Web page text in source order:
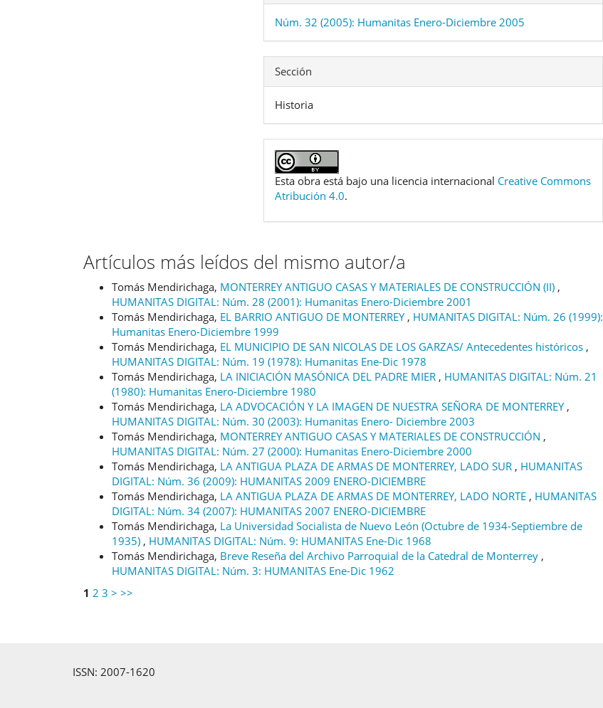
Núm. 32 (2005): Humanitas Enero-Diciembre 2005
Sección
Historia
Esta obra está bajo una licencia internacional Creative Commons
Atribución 4.0.
Artículos más leídos del mismo autor/a
Tomás Mendirichaga, MONTERREY ANTIGUO CASAS Y MATERIALES DE CONSTRUCCIÓN (II) ,
HUMANITAS DIGITAL: Núm. 28 (2001): Humanitas Enero-Diciembre 2001
Tomás Mendirichaga, EL BARRIO ANTIGUO DE MONTERREY , HUMANITAS DIGITAL: Núm. 26 (1999):
Humanitas Enero-Diciembre 1999
Tomás Mendirichaga, EL MUNICIPIO DE SAN NICOLAS DE LOS GARZAS/ Antecedentes históricos ,
HUMANITAS DIGITAL: Núm. 19 (1978): Humanitas Ene-Dic 1978
Tomás Mendirichaga, LA INICIACIÓN MASÓNICA DEL PADRE MIER , HUMANITAS DIGITAL: Núm. 21
(1980): Humanitas Enero-Diciembre 1980
Tomás Mendirichaga, LA ADVOCACIÓN Y LA IMAGEN DE NUESTRA SEÑORA DE MONTERREY ,
HUMANITAS DIGITAL: Núm. 30 (2003): Humanitas Enero- Diciembre 2003
Tomás Mendirichaga, MONTERREY ANTIGUO CASAS Y MATERIALES DE CONSTRUCCIÓN ,
HUMANITAS DIGITAL: Núm. 27 (2000): Humanitas Enero-Diciembre 2000
Tomás Mendirichaga, LA ANTIGUA PLAZA DE ARMAS DE MONTERREY, LADO SUR , HUMANITAS
DIGITAL: Núm. 36 (2009): HUMANITAS 2009 ENERO-DICIEMBRE
Tomás Mendirichaga, LA ANTIGUA PLAZA DE ARMAS DE MONTERREY, LADO NORTE , HUMANITAS
DIGITAL: Núm. 34 (2007): HUMANITAS 2007 ENERO-DICIEMBRE
Tomás Mendirichaga, La Universidad Socialista de Nuevo León (Octubre de 1934-Septiembre de
1935) , HUMANITAS DIGITAL: Núm. 9: HUMANITAS Ene-Dic 1968
Tomás Mendirichaga, Breve Reseña del Archivo Parroquial de la Catedral de Monterrey ,
HUMANITAS DIGITAL: Núm. 3: HUMANITAS Ene-Dic 1962
1 2 3 > >>
ISSN: 2007-1620